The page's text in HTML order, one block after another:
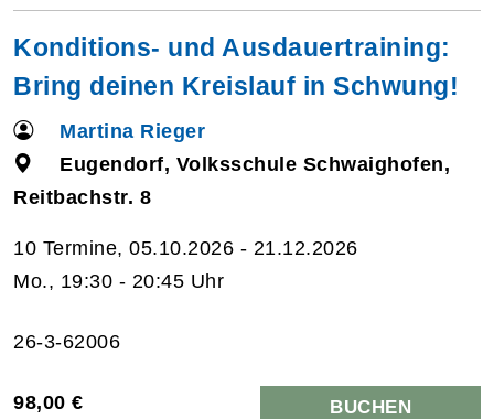
Konditions- und Ausdauertraining:
Bring deinen Kreislauf in Schwung!
Martina Rieger
Eugendorf, Volksschule Schwaighofen,
Reitbachstr. 8
10 Termine, 05.10.2026 - 21.12.2026
Mo., 19:30 - 20:45 Uhr
26-3-62006
98,00 € BUCHEN